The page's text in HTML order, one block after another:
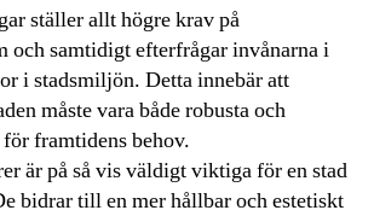
ställer allt högre krav på
och samtidigt efterfrågar invånarna i
i stadsmiljön. Detta innebär att
måste vara både robusta och
framtidens behov.
är på så vis väldigt viktiga för en stad
bidrar till en mer hållbar och estetiskt